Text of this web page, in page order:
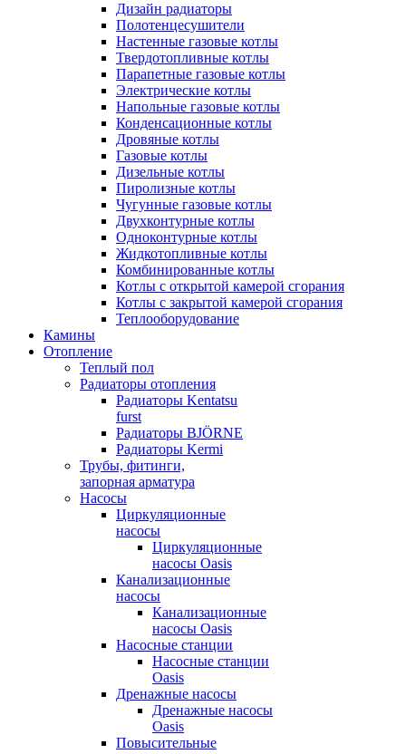
Дизайн радиаторы
Полотенцесушители
Настенные газовые котлы
Твердотопливные котлы
Парапетные газовые котлы
Электрические котлы
Напольные газовые котлы
Конденсационные котлы
Дровяные котлы
Газовые котлы
Дизельные котлы
Пиролизные котлы
Чугунные газовые котлы
Двухконтурные котлы
Одноконтурные котлы
Жидкотопливные котлы
Комбинированные котлы
Котлы с открытой камерой сгорания
Котлы с закрытой камерой сгорания
Теплооборудование
Камины
Отопление
Теплый пол
Радиаторы отопления
Радиаторы Kentatsu
furst
Радиаторы BJÖRNE
Радиаторы Kermi
Трубы, фитинги,
запорная арматура
Насосы
Циркуляционные
насосы
Циркуляционные
насосы Oasis
Канализационные
насосы
Канализационные
насосы Oasis
Насосные станции
Насосные станции
Oasis
Дренажные насосы
Дренажные насосы
Oasis
Повысительные